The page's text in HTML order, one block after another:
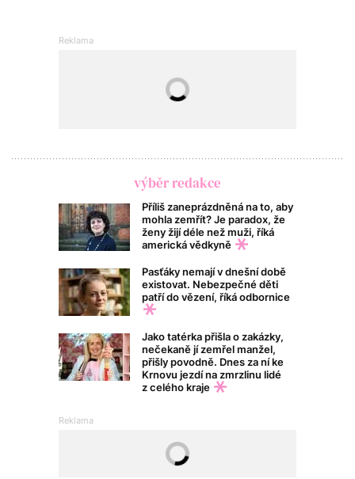
výběr redakce
Příliš zaneprázdněná na to, aby
mohla zemřít? Je paradox, že
ženy žijí déle než muži, říká
americká vědkyně
Pasťáky nemají v dnešní době
existovat. Nebezpečné děti
patří do vězení, říká odbornice
Jako tatérka přišla o zakázky,
nečekaně jí zemřel manžel,
přišly povodně. Dnes za ní ke
Krnovu jezdí na zmrzlinu lidé
z celého kraje